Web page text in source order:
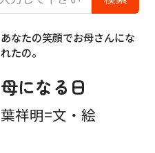
あなたの笑顔でお母さんにな
れたの。
母になる日
葉祥明=文・絵